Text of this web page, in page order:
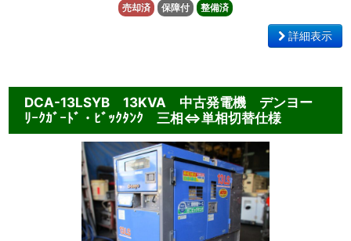
売却済 保障付 整備済
詳細表示
DCA-13LSYB 13KVA 中古発電機 デンヨー
ﾘｰｸｶﾞｰﾄﾞ・ﾋﾞｯｸﾀﾝｸ 三相⇔単相切替仕様